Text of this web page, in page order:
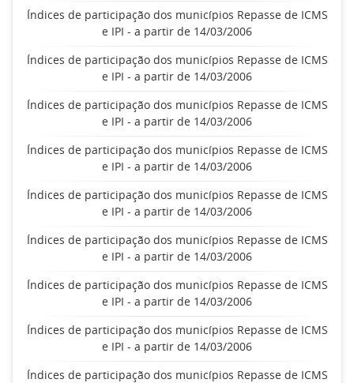
Índices de participação dos municípios Repasse de ICMS
e IPI - a partir de 14/03/2006
Índices de participação dos municípios Repasse de ICMS
e IPI - a partir de 14/03/2006
Índices de participação dos municípios Repasse de ICMS
e IPI - a partir de 14/03/2006
Índices de participação dos municípios Repasse de ICMS
e IPI - a partir de 14/03/2006
Índices de participação dos municípios Repasse de ICMS
e IPI - a partir de 14/03/2006
Índices de participação dos municípios Repasse de ICMS
e IPI - a partir de 14/03/2006
Índices de participação dos municípios Repasse de ICMS
e IPI - a partir de 14/03/2006
Índices de participação dos municípios Repasse de ICMS
e IPI - a partir de 14/03/2006
Índices de participação dos municípios Repasse de ICMS